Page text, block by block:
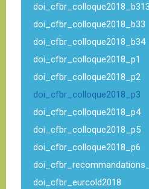
doi_cfbr_colloque2018_b33
doi_cfbr_colloque2018_b34
doi_cfbr_colloque2018_p1
doi_cfbr_colloque2018_p2
doi_cfbr_colloque2018_p3
doi_cfbr_colloque2018_p4
doi_cfbr_colloque2018_p5
doi_cfbr_colloque2018_p6
doi_cfbr_eurcold2018